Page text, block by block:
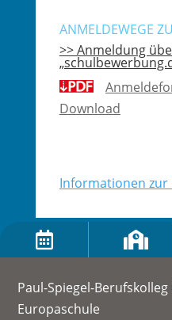
ANMELDEWEGE
>> Anmeldung
Download
Informationen
 
Paul-Spiegel-
Europaschule